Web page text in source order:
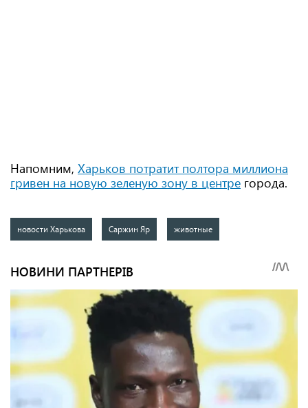
Напомним, Харьков потратит полтора миллиона
гривен на новую зеленую зону в центре города.
новости Харькова Саржин Яр животные